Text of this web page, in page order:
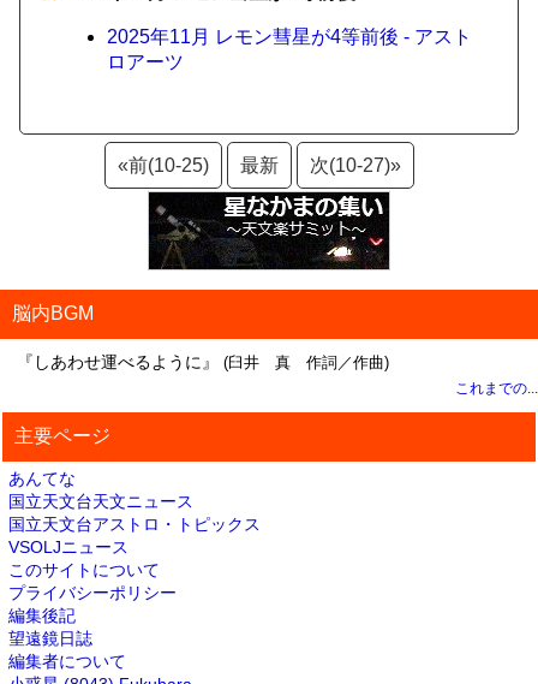
2025年11月 レモン彗星が4等前後 - アスト
ロアーツ
«前(10-25) 最新 次(10-27)»
脳内BGM
『しあわせ運べるように』 (臼井 真 作詞／作曲)
これまでの...
主要ページ
あんてな
国立天文台天文ニュース
国立天文台アストロ・トピックス
VSOLJニュース
このサイトについて
プライバシーポリシー
編集後記
望遠鏡日誌
編集者について